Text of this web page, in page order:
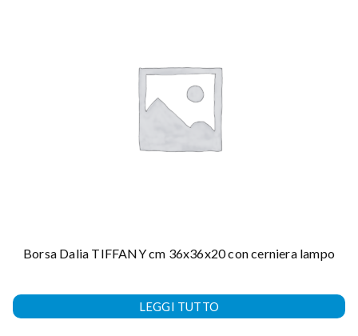
Borsa Dalia TIFFANY cm 36x36x20 con cerniera lampo
LEGGI TUTTO